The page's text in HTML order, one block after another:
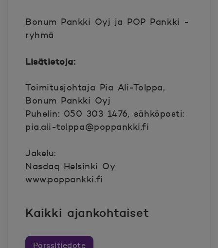
Bonum Pankki Oyj ja POP Pankki -
ryhmä
Lisätietoja:
Toimitusjohtaja Pia Ali-Tolppa,
Bonum Pankki Oyj
Puhelin: 050 303 1476, sähköposti:
pia.ali-tolppa@poppankki.fi
Jakelu:
Nasdaq Helsinki Oy
www.poppankki.fi
Kaikki ajankohtaiset
Pörssitiedote